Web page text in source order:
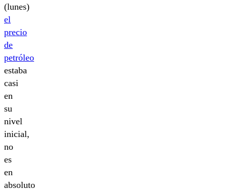
(lunes)
el
precio
de
petróleo
estaba
casi
en
su
nivel
inicial,
no
es
en
absoluto